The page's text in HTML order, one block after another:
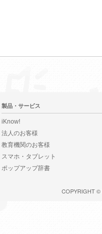
製品・サービス
iKnow!
法人のお客様
教育機関のお客様
スマホ・タブレット
ポップアップ辞書
COPYRIGHT ©